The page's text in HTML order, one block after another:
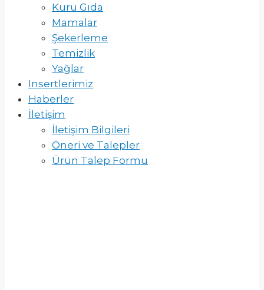
Kuru Gıda
Mamalar
Şekerleme
Temizlik
Yağlar
Insertlerimiz
Haberler
İletişim
İletişim Bilgileri
Öneri ve Talepler
Ürün Talep Formu